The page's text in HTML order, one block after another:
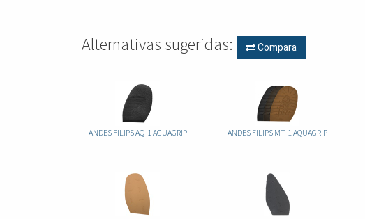
Alternativas sugeridas: Compara
ANDES FILIPS AQ-1 AGUAGRIP ANDES FILIPS MT-1 AQUAGRIP